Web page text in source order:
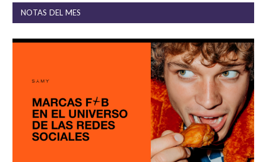
NOTAS DEL MES